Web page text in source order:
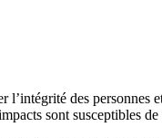
des personnes
sont susceptibles